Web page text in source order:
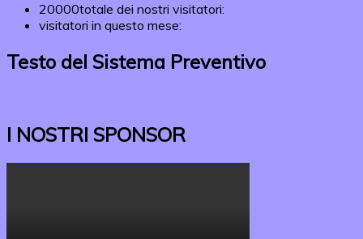
20000totale dei nostri visitatori:
visitatori in questo mese:
Testo del Sistema Preventivo
I NOSTRI SPONSOR